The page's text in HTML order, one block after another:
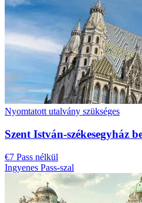
Nyomtatott utalvány szükséges
Szent István-székesegyház
€7 Pass nélkül
Ingyenes Pass-szal